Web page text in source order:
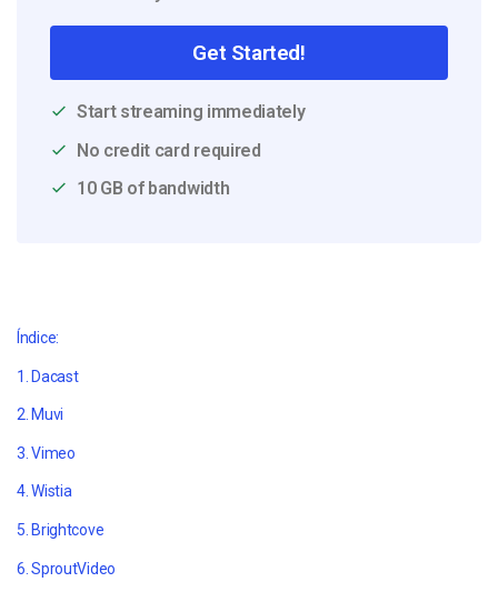
Get Started!
Start streaming immediately
No credit card required
10 GB of bandwidth
Índice:
1. Dacast
2. Muvi
3. Vimeo
4. Wistia
5. Brightcove
6. SproutVideo